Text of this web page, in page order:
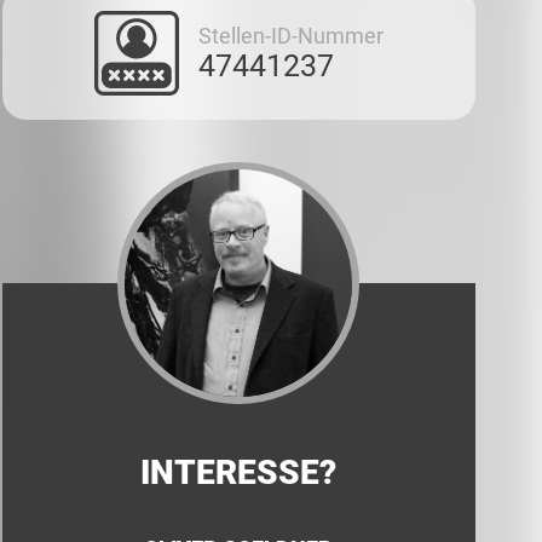
Stellen-ID-Nummer
47441237
INTERESSE?